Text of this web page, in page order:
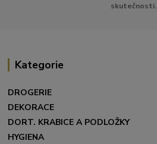
skutečnosti.
Kategorie
DROGERIE
DEKORACE
DORT. KRABICE A PODLOŽKY
HYGIENA